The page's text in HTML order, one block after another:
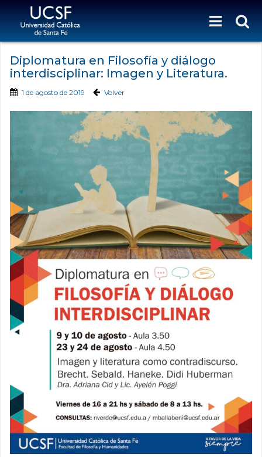
Diplomatura en Filosofía y diálogo
interdisciplinar: Imagen y Literatura.
1 de agosto de 2019 Volver